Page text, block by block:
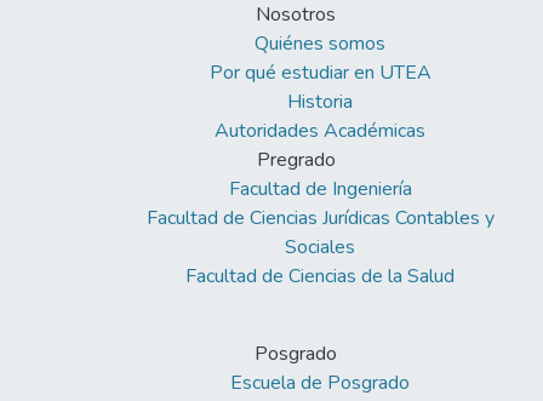
Nosotros
Quiénes somos
Por qué estudiar en UTEA
Historia
Autoridades Académicas
Pregrado
Facultad de Ingeniería
Facultad de Ciencias Jurídicas Contables y
Sociales
Facultad de Ciencias de la Salud
Posgrado
Escuela de Posgrado